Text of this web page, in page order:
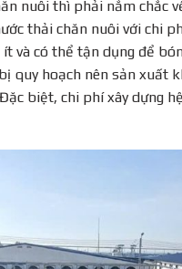
nuôi thì phải nắm chắc
thải chăn nuôi với chi
và có thể tận dụng để
quy hoạch nên sản xuất
biệt, chi phí xây dựng